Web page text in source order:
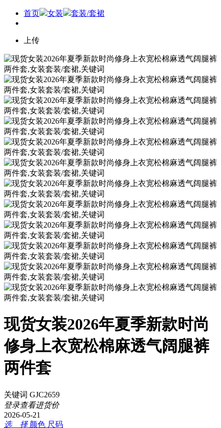
首页 女装 套装/套裙
上传
现货女装2026年夏季新款时尚
修身上衣宽松棉麻透气阔腿裤
两件套
关键词 GJC2659
登录查看进货价
2026-05-21
选 择 颜色 尺码